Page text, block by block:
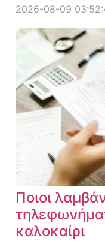
2026-08-09
Ποιοι
καλοκαίρι